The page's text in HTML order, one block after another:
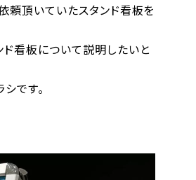
頼頂いていたスタンド看板を
看板について説明したいと
です。